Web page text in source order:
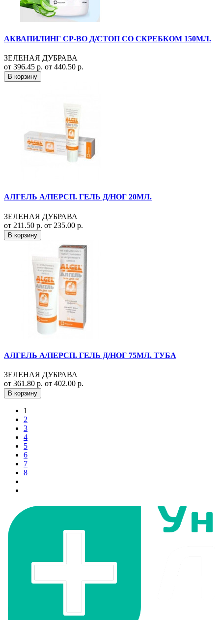
АКВАПИЛИНГ СР-ВО Д/СТОП СО СКРЕБКОМ 150МЛ.
ЗЕЛЕНАЯ ДУБРАВА
от 396.45 р. от 440.50 р.
В корзину
АЛГЕЛЬ А/ПЕРСП. ГЕЛЬ Д/НОГ 20МЛ.
ЗЕЛЕНАЯ ДУБРАВА
от 211.50 р. от 235.00 р.
В корзину
АЛГЕЛЬ А/ПЕРСП. ГЕЛЬ Д/НОГ 75МЛ. ТУБА
ЗЕЛЕНАЯ ДУБРАВА
от 361.80 р. от 402.00 р.
В корзину
1
2
3
4
5
6
7
8